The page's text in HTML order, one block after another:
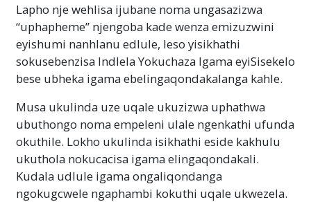
Lapho nje wehlisa ijubane noma ungasazizwa
“uphapheme” njengoba kade wenza emizuzwini
eyishumi nanhlanu edlule, leso yisikhathi
sokusebenzisa Indlela Yokuchaza Igama eyiSisekelo
bese ubheka igama ebelingaqondakalanga kahle.
Musa ukulinda uze uqale ukuzizwa uphathwa
ubuthongo noma empeleni ulale ngenkathi ufunda
okuthile. Lokho ukulinda isikhathi eside kakhulu
ukuthola nokucacisa igama elingaqondakali.
Kudala udlule igama ongaliqondanga
ngokugcwele ngaphambi kokuthi uqale ukwezela.